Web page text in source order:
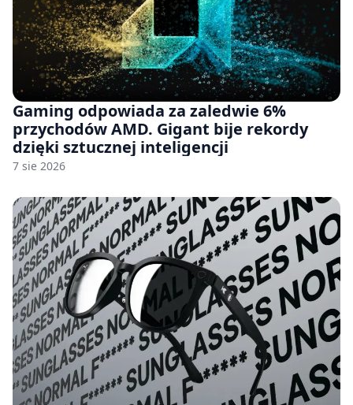
Gaming odpowiada za zaledwie 6%
przychodów AMD. Gigant bije rekordy
dzięki sztucznej inteligencji
7 sie 2026